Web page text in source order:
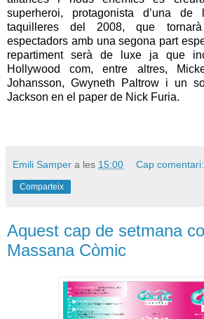
superheroi, protagonista d’una de
taquilleres del 2008, que
espectadors amb una segona part
repartiment serà de luxe ja que
Hollywood com, entre altres,
Johansson, Gwyneth Paltrow i un
Jackson en el paper de Nick Furia.
Emili Samper a les 15:00 Cap comentari:
Comparteix
Aquest cap de setmana
Massana Còmic